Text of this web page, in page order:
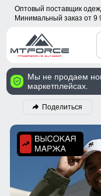
Оптовый поставщик
Минимальный заказ от 9
Мы не продаем
маркетплейсах.
Поделиться